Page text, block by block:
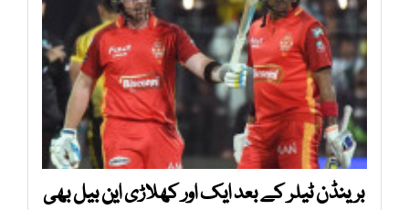
برینڈن ٹیلر کے بعد ایک اور کھلاڑی این بیل بھی